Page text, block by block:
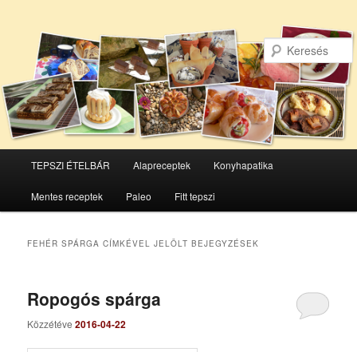
Tovább
az
elsődleges
Tovább
a
másodlagos
TEPSZI ÉTELBÁR Alapreceptek Konyhapatika
Mentes receptek Paleo Fitt tepszi
FEHÉR SPÁRGA CÍMKÉVEL JELÖLT BEJEGYZÉSEK
Ropogós spárga
Közzétéve2016-04-22